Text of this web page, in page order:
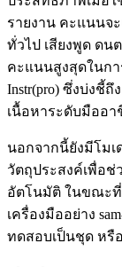
รายงาน คะแนนจ
ทั่วไป เสียงพูด ดนต
คะแนนสูงสุดในก
Instr(pro) ซึ่งบ่งชี้
เนื้อหาระดับมืออา
นอกจากนี้ยังมีโมเ
วัตถุประสงค์เพื่อช่
อัตโนมัติ ในขณะที่
เครื่องมืออย่าง
ทดสอบเป็นชุด หรื